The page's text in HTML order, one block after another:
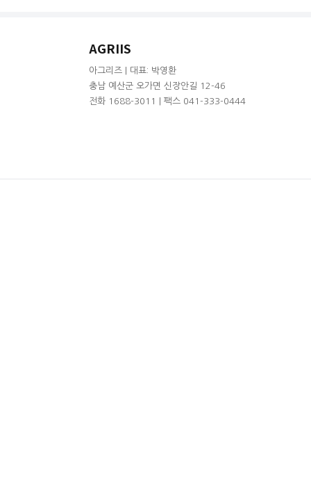
AGRIIS
아그리즈 | 대표: 박영환
충남 예산군 오가면 신장안길 12-46
전화 1688-3011 | 팩스 041-333-0444